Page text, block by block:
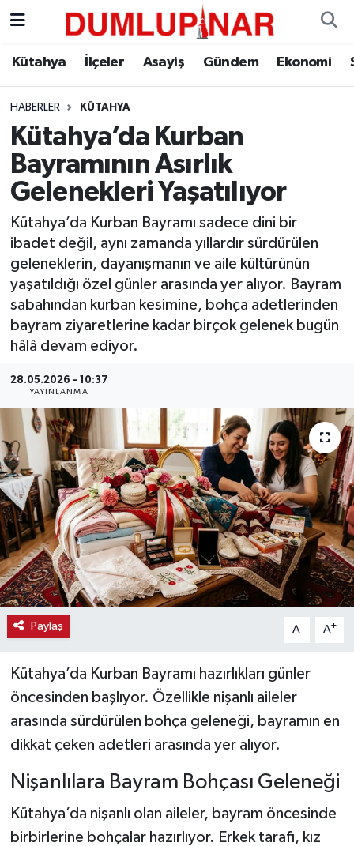
Kütahya İlçeler Asayiş Gündem Ekonomi
HABERLER KÜTAHYA
Kütahya’da Kurban
Bayramının Asırlık
Gelenekleri Yaşatılıyor
Kütahya’da Kurban Bayramı sadece dini bir
ibadet değil, aynı zamanda yıllardır sürdürülen
geleneklerin, dayanışmanın ve aile kültürünün
yaşatıldığı özel günler arasında yer alıyor. Bayram
sabahından kurban kesimine, bohça adetlerinden
bayram ziyaretlerine kadar birçok gelenek bugün
hâlâ devam ediyor.
28.05.2026 - 10:37
YAYINLANMA
Paylaş A- A+
Kütahya’da Kurban Bayramı hazırlıkları günler
öncesinden başlıyor. Özellikle nişanlı aileler
arasında sürdürülen bohça geleneği, bayramın en
dikkat çeken adetleri arasında yer alıyor.
Nişanlılara Bayram Bohçası Geleneği
Kütahya’da nişanlı olan aileler, bayram öncesinde
birbirlerine bohçalar hazırlıyor. Erkek tarafı, kız
Asayiş
Diğer
Dünya
Eğitim
Ekonomi
Eleman
Emlak
Gündem
Haber
Haber İlanlar
Kültür-Sanat
Magazin
Resmi İlanlar
Sağlık
Seri İlan
Spor
Teknoloji
Vasıta
Vefat Haberleri
Kütahya Hava Durumu
Kütahya Trafik Yoğunluk Haritası
Süper Lig Puan Durumu ve Fikstür
Tüm Manşetler
Son Dakika Haberleri
Haber Arşivi